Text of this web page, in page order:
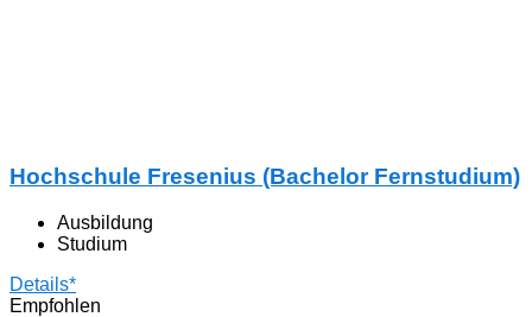
Hochschule Fresenius (Bachelor Fernstudium)
Ausbildung
Studium
Details*
Empfohlen